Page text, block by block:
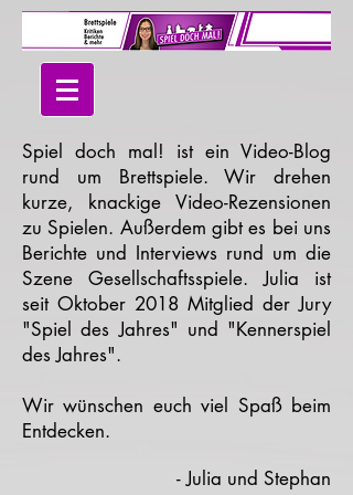
Spiel doch mal! ist ein Video-Blog
rund um Brettspiele. Wir drehen
kurze, knackige Video-Rezensionen
zu Spielen. Außerdem gibt es bei uns
Berichte und Interviews rund um die
Szene Gesellschaftsspiele. Julia ist
seit Oktober 2018 Mitglied der Jury
"Spiel des Jahres" und "Kennerspiel
des Jahres".
Wir wünschen euch viel Spaß beim
Entdecken.
- Julia und Stephan